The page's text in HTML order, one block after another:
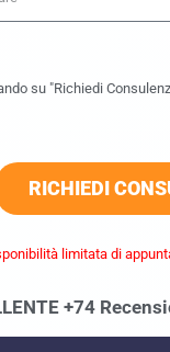
su "Richiedi
RICHIEDI
limitata di
+74